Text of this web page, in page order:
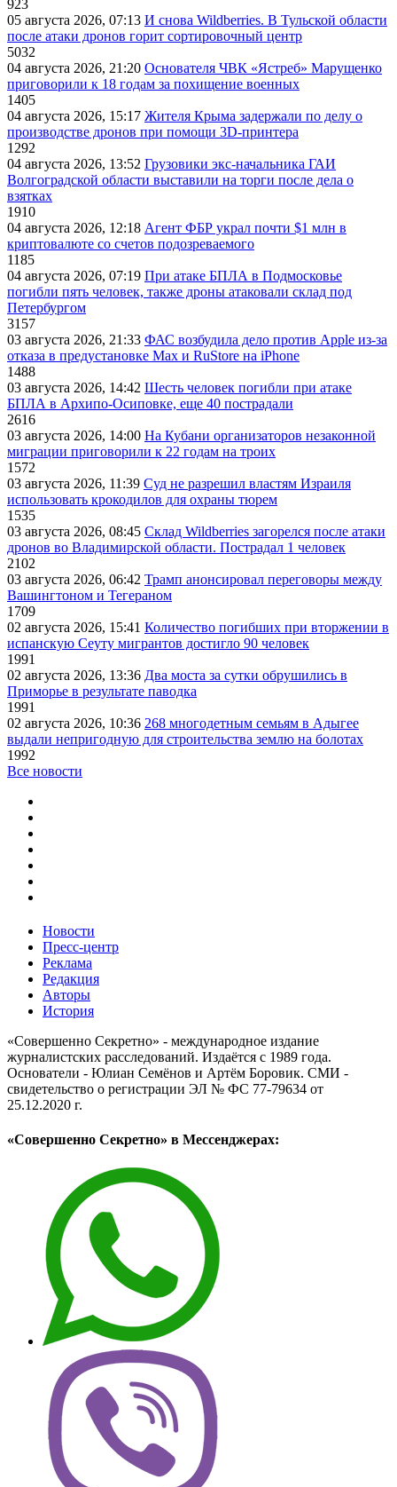
923
05 августа 2026, 07:13 И снова Wildberries. В Тульской области
после атаки дронов горит сортировочный центр
5032
04 августа 2026, 21:20 Основателя ЧВК «Ястреб» Марущенко
приговорили к 18 годам за похищение военных
1405
04 августа 2026, 15:17 Жителя Крыма задержали по делу о
производстве дронов при помощи 3D‑принтера
1292
04 августа 2026, 13:52 Грузовики экс-начальника ГАИ
Волгоградской области выставили на торги после дела о
взятках
1910
04 августа 2026, 12:18 Агент ФБР украл почти $1 млн в
криптовалюте со счетов подозреваемого
1185
04 августа 2026, 07:19 При атаке БПЛА в Подмосковье
погибли пять человек, также дроны атаковали склад под
Петербургом
3157
03 августа 2026, 21:33 ФАС возбудила дело против Apple из-за
отказа в предустановке Max и RuStore на iPhone
1488
03 августа 2026, 14:42 Шесть человек погибли при атаке
БПЛА в Архипо-Осиповке, еще 40 пострадали
2616
03 августа 2026, 14:00 На Кубани организаторов незаконной
миграции приговорили к 22 годам на троих
1572
03 августа 2026, 11:39 Суд не разрешил властям Израиля
использовать крокодилов для охраны тюрем
1535
03 августа 2026, 08:45 Склад Wildberries загорелся после атаки
дронов во Владимирской области. Пострадал 1 человек
2102
03 августа 2026, 06:42 Трамп анонсировал переговоры между
Вашингтоном и Тегераном
1709
02 августа 2026, 15:41 Количество погибших при вторжении в
испанскую Сеуту мигрантов достигло 90 человек
1991
02 августа 2026, 13:36 Два моста за сутки обрушились в
Приморье в результате паводка
1991
02 августа 2026, 10:36 268 многодетным семьям в Адыгее
выдали непригодную для строительства землю на болотах
1992
Все новости
Новости
Пресс-центр
Реклама
Редакция
Авторы
История
«Совершенно Секретно» - международное издание
журналистских расследований. Издаётся с 1989 года.
Основатели - Юлиан Семёнов и Артём Боровик. CМИ -
свидетельство о регистрации ЭЛ № ФС 77-79634 от
25.12.2020 г.
«Совершенно Секретно» в Мессенджерах: